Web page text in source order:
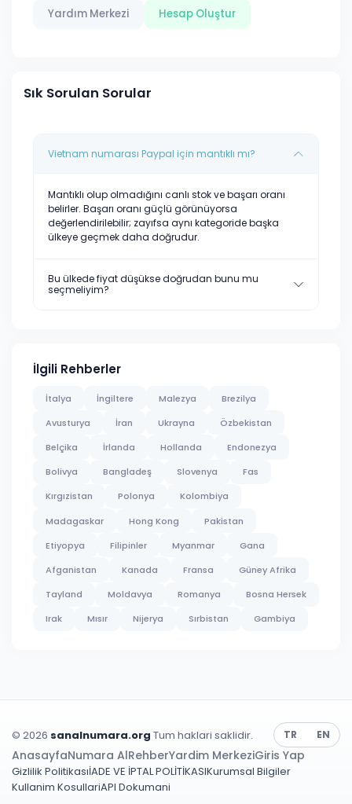
Yardım Merkezi Hesap Oluştur
Sık Sorulan Sorular
Vietnam numarası Paypal için mantıklı mı?
Mantıklı olup olmadığını canlı stok ve başarı oranı
belirler. Başarı oranı güçlü görünüyorsa
değerlendirilebilir; zayıfsa aynı kategoride başka
ülkeye geçmek daha doğrudur.
Bu ülkede fiyat düşükse doğrudan bunu mu
seçmeliyim?
İlgili Rehberler
İtalya İngiltere Malezya
Brezilya
Avusturya
İran Ukrayna
Özbekistan
Belçika
İrlanda Hollanda
Endonezya
Bolivya
Bangladeş Slovenya
Fas
Kırgızistan
Polonya
Kolombiya
Madagaskar
Hong Kong
Pakistan
Etiyopya
Filipinler Myanmar
Gana
Afganistan
Kanada Fransa
Güney Afrika
Tayland
Moldavya Romanya
Bosna Hersek
Irak
Mısır Nijerya Sırbistan Gambiya
© 2026 sanalnumara.org Tum haklari saklidir. TR EN
AnasayfaNumara AlRehberYardim MerkeziGiris Yap
Gizlilik PolitikasıİADE VE İPTAL POLİTİKASIKurumsal Bilgiler
Kullanim KosullariAPI Dokumani